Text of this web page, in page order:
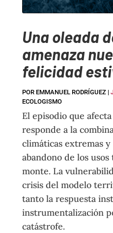
Una oleada
amenaza
felicidad
POR EMMANUEL RODRÍGUEZ|
ECOLOGISMO
El episodio que
responde a la
climáticas extremas y
abandono de los
monte. La
crisis del modelo
tanto la respuesta
instrumentalización
catástrofe.